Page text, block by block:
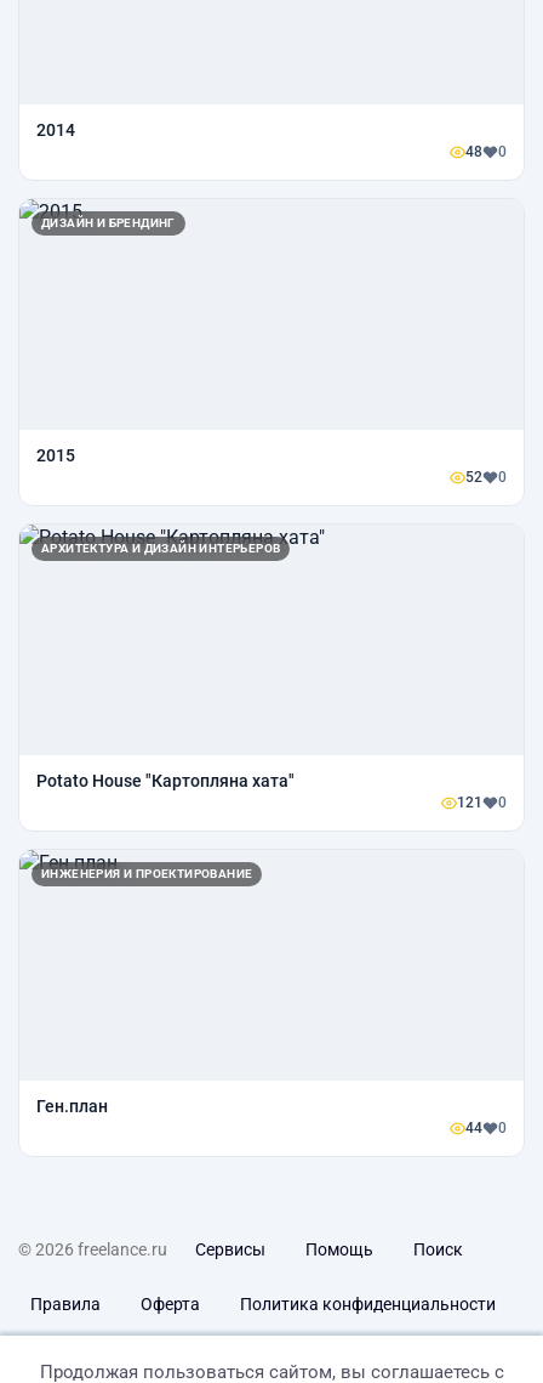
2014
48 0
ДИЗАЙН И БРЕНДИНГ
2015
52 0
АРХИТЕКТУРА И ДИЗАЙН ИНТЕРЬЕРОВ
Potato House "Картопляна хата"
121 0
ИНЖЕНЕРИЯ И ПРОЕКТИРОВАНИЕ
Ген.план
44 0
© 2026 freelance.ru Сервисы Помощь Поиск
Правила Оферта Политика конфиденциальности
Продолжая пользоваться сайтом, вы соглашаетесь с